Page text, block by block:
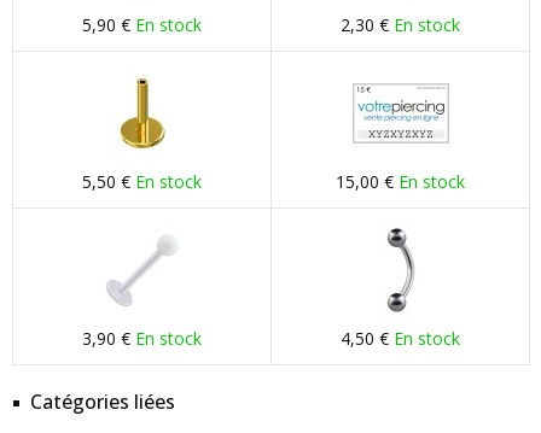
5,90 € En stock 2,30 € En stock
5,50 € En stock 15,00 € En stock
3,90 € En stock 4,50 € En stock
Catégories liées